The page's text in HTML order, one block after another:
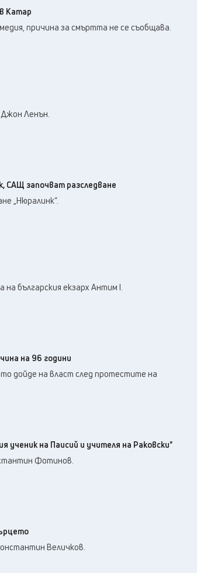
Катар
причина за смъртта не се съобщава.
Ленън.
САЩ започват разследване
„Нюралинк“.
българския екзарх Антим I.
на 96 години
дойде на власт след протестите на
ученик на Паисий и учителя на Раковски"
Фотинов.
Величков.